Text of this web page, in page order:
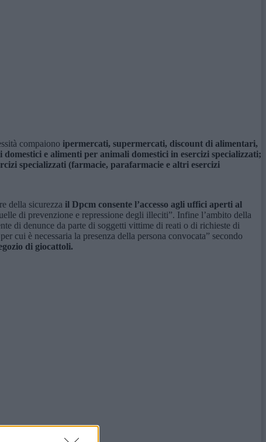
compaiono ipermercati, supermercati, discount di alimentari,
e alimenti per animali domestici in esercizi specializzati;
specializzati (farmacie, parafarmacie e altri esercizi
della sicurezza il Dpcm consente l’accesso agli uffici aperti al
di prevenzione e repressione degli illeciti”. Infine l’ambito della
di denunce da parte di soggetti vittime di reati o di richieste di
cui è necessaria la presenza della persona convocata” secondo
di giocattoli.